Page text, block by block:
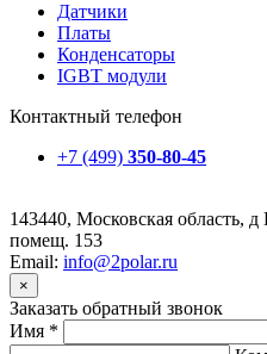
Датчики
Платы
Конденсаторы
IGBT модули
Контактный телефон
+7 (499) 350-80-45
143440, Московская область,
помещ. 153
Email: info@2polar.ru
×
Заказать обратный звонок
Имя *